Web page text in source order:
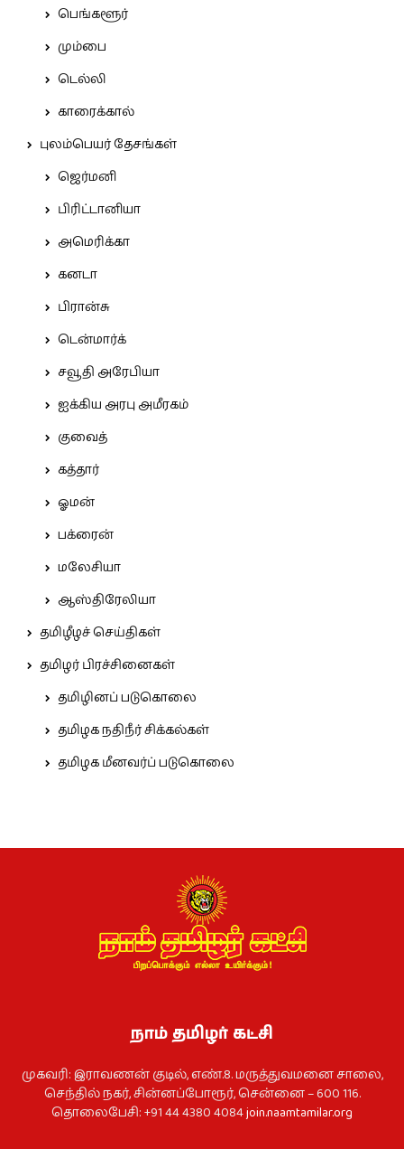
பெங்களூர்
மும்பை
டெல்லி
காரைக்கால்
புலம்பெயர் தேசங்கள்
ஜெர்மனி
பிரிட்டானியா
அமெரிக்கா
கனடா
பிரான்சு
டென்மார்க்
சவூதி அரேபியா
ஐக்கிய அரபு அமீரகம்
குவைத்
கத்தார்
ஓமன்
பக்ரைன்
மலேசியா
ஆஸ்திரேலியா
தமிழீழச் செய்திகள்
தமிழர் பிரச்சினைகள்
தமிழினப் படுகொலை
தமிழக நதிநீர் சிக்கல்கள்
தமிழக மீனவர்ப் படுகொலை
நாம் தமிழர் கட்சி
முகவரி: இராவணன் குடில், எண்.8. மருத்துவமனை சாலை,
செந்தில் நகர், சின்னப்போரூர், சென்னை – 600 116.
தொலைபேசி: +91 44 4380 4084join.naamtamilar.org